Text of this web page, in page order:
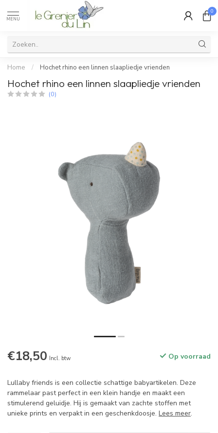
MENU
0
Home / Hochet rhino een linnen slaapliedje vrienden
Hochet rhino een linnen slaapliedje vrienden
(0)
€18,50 Incl. btw Op voorraad
Lullaby friends is een collectie schattige babyartikelen. Deze
rammelaar past perfect in een klein handje en maakt een
stimulerend geluidje. Hij is gemaakt van zachte stoffen met
unieke prints en verpakt in een geschenkdoosje. Lees meer.